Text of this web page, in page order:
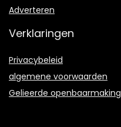
Adverteren
Verklaringen
Privacybeleid
algemene voorwaarden
Gelieerde openbaarmaking